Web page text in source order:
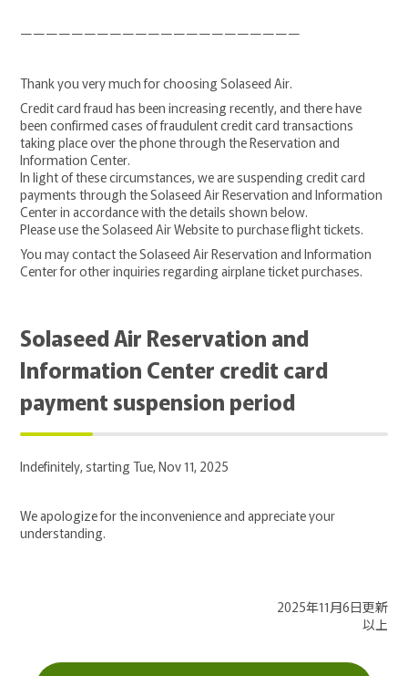
ーーーーーーーーーーーーーーーーーーーーーー
Thank you very much for choosing Solaseed Air.
Credit card fraud has been increasing recently, and there have
been confirmed cases of fraudulent credit card transactions
taking place over the phone through the Reservation and
Information Center.
In light of these circumstances, we are suspending credit card
payments through the Solaseed Air Reservation and Information
Center in accordance with the details shown below.
Please use the Solaseed Air Website to purchase flight tickets.
You may contact the Solaseed Air Reservation and Information
Center for other inquiries regarding airplane ticket purchases.
Solaseed Air Reservation and
Information Center credit card
payment suspension period
Indefinitely, starting Tue, Nov 11, 2025
We apologize for the inconvenience and appreciate your
understanding.
2025年11月6日更新
以上